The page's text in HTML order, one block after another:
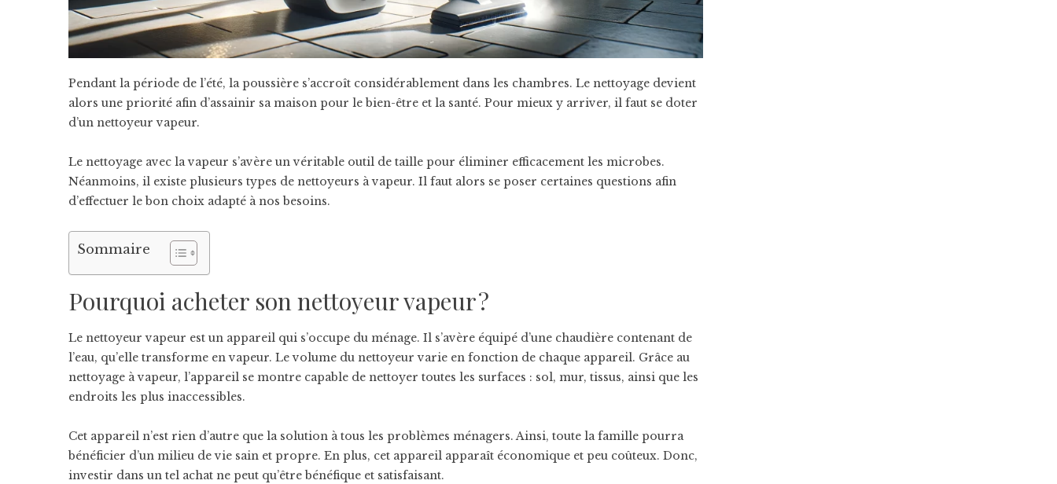
Pendant la période de l’été, la poussière s’accroît considérablement dans les chambres. Le nettoyage devient
alors une priorité afin d’assainir sa maison pour le bien-être et la santé. Pour mieux y arriver, il faut se doter
d’un nettoyeur vapeur.
Le nettoyage avec la vapeur s’avère un véritable outil de taille pour éliminer efficacement les microbes.
Néanmoins, il existe plusieurs types de nettoyeurs à vapeur. Il faut alors se poser certaines questions afin
d’effectuer le bon choix adapté à nos besoins.
Sommaire
Pourquoi acheter son nettoyeur vapeur ?
Le nettoyeur vapeur est un appareil qui s’occupe du ménage. Il s’avère équipé d’une chaudière contenant de
l’eau, qu’elle transforme en vapeur. Le volume du nettoyeur varie en fonction de chaque appareil. Grâce au
nettoyage à vapeur, l’appareil se montre capable de nettoyer toutes les surfaces : sol, mur, tissus, ainsi que les
endroits les plus inaccessibles.
Cet appareil n’est rien d’autre que la solution à tous les problèmes ménagers. Ainsi, toute la famille pourra
bénéficier d’un milieu de vie sain et propre. En plus, cet appareil apparaît économique et peu coûteux. Donc,
investir dans un tel achat ne peut qu’être bénéfique et satisfaisant.